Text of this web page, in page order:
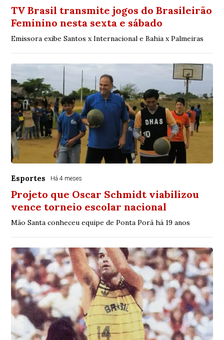
TV Brasil transmite jogos do Brasileirão
Feminino nesta sexta e sábado
Emissora exibe Santos x Internacional e Bahia x Palmeiras
Esportes Há 4 meses
Projeto que Oscar Schmidt viabilizou
vence torneio escolar nacional
Mão Santa conheceu equipe de Ponta Porã há 19 anos